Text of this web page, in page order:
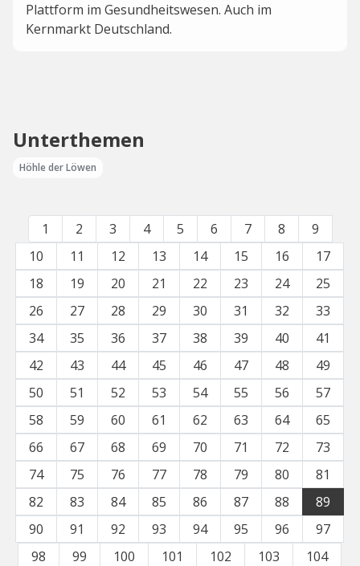
Plattform im Gesundheitswesen. Auch im
Kernmarkt Deutschland.
Unterthemen
Höhle der Löwen
1 2 3 4 5 6 7 8
9
10
11 12 13 14 15 16
17
18
19 20 21 22 23 24
25
26
27 28 29 30 31 32
33
34
35 36 37 38 39 40
41
42
43 44 45 46 47 48
49
50
51 52 53 54 55 56
57
58
59 60 61 62 63 64
65
66
67 68 69 70 71 72
73
74
75 76 77 78 79 80
81
82
83 84 85 86 87 88
89
90
91 92 93 94 95 96
97
98
99 100 101 102 103
104